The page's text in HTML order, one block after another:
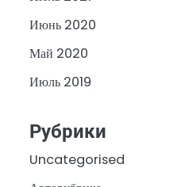
Июнь 2020
Май 2020
Июль 2019
Рубрики
Uncategorised